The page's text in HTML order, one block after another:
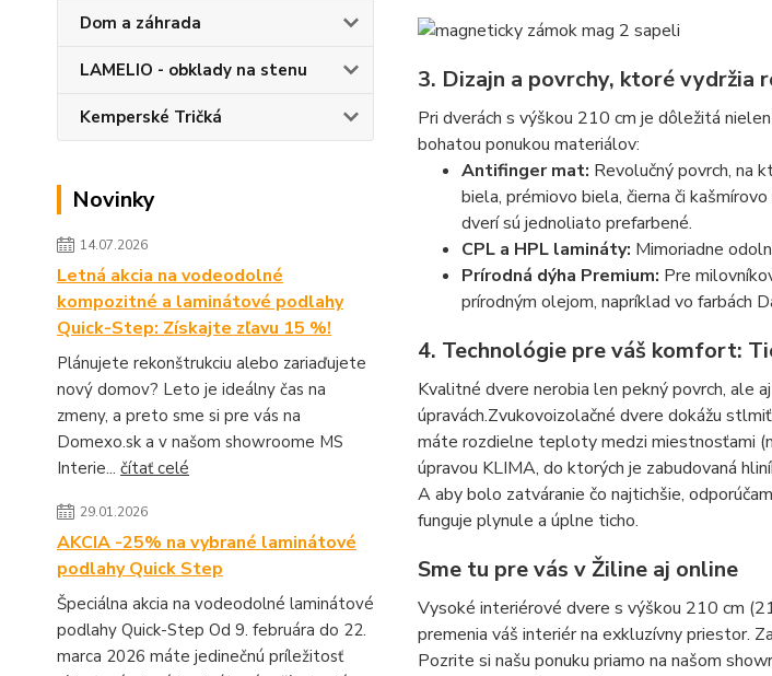
Dom a záhrada
LAMELIO - obklady na stenu
Kemperské Tričká
Novinky
14.07.2026
Letná akcia na vodeodolné
kompozitné a laminátové podlahy
Quick-Step: Získajte zľavu 15 %!
Plánujete rekonštrukciu alebo zariaďujete
nový domov? Leto je ideálny čas na
zmeny, a preto sme si pre vás na
Domexo.sk a v našom showroome MS
Interie... čítať celé
29.01.2026
AKCIA -25% na vybrané laminátové
podlahy Quick Step
Špeciálna akcia na vodeodolné laminátové
podlahy Quick-Step Od 9. februára do 22.
marca 2026 máte jedinečnú príležitosť
3. Dizajn a povrchy, ktoré vydržia
Pri dverách s výškou 210 cm je dôležitá
bohatou ponukou materiálov:
Antifinger mat: Revolučný povrch, na
biela, prémiovo biela, čierna či kašmírovo
dverí sú jednoliato prefarbené.
CPL a HPL lamináty: Mimoriadne
Prírodná dýha Premium: Pre
prírodným olejom, napríklad vo farbách
4. Technológie pre váš komfort:
Kvalitné dvere nerobia len pekný povrch, ale
úpravách.Zvukovoizolačné dvere dokážu
máte rozdielne teploty medzi miestnosťami
úpravou KLIMA, do ktorých je zabudovaná
A aby bolo zatváranie čo najtichšie,
funguje plynule a úplne ticho.
Sme tu pre vás v Žiline aj online
Vysoké interiérové dvere s výškou 210 cm
premenia váš interiér na exkluzívny priestor.
Pozrite si našu ponuku priamo na našom